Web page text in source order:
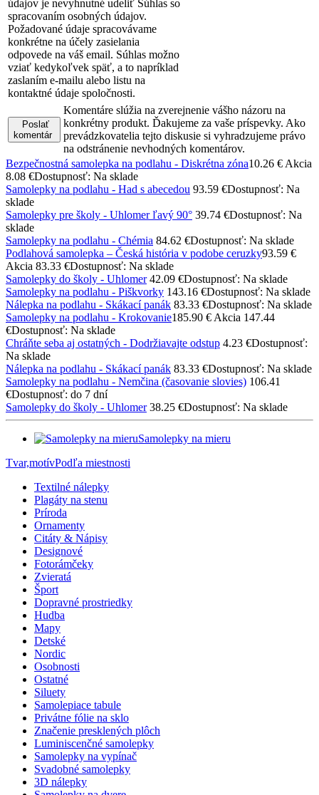
údajov je nevyhnutné udeliť Súhlas so
spracovaním osobných údajov.
Požadované údaje spracovávame
konkrétne na účely zasielania
odpovede na váš email. Súhlas možno
vziať kedykoľvek späť, a to napríklad
zaslaním e-mailu alebo listu na
kontaktné údaje spoločnosti.
Poslať
komentár
Komentáre slúžia na zverejnenie vášho názoru na
konkrétny produkt. Ďakujeme za vaše príspevky. Ako
prevádzkovatelia tejto diskusie si vyhradzujeme právo
na odstránenie nevhodných komentárov.
Bezpečnostná samolepka na podlahu - Diskrétna zóna10.26 € Akcia
8.08 €Dostupnosť: Na sklade
Samolepky na podlahu - Had s abecedou 93.59 €Dostupnosť: Na
sklade
Samolepky pre školy - Uhlomer ľavý 90° 39.74 €Dostupnosť: Na
sklade
Samolepky na podlahu - Chémia 84.62 €Dostupnosť: Na sklade
Podlahová samolepka – Česká história v podobe ceruzky93.59 €
Akcia 83.33 €Dostupnosť: Na sklade
Samolepky do školy - Uhlomer 42.09 €Dostupnosť: Na sklade
Samolepky na podlahu - Piškvorky 143.16 €Dostupnosť: Na sklade
Nálepka na podlahu - Skákací panák 83.33 €Dostupnosť: Na sklade
Samolepky na podlahu - Krokovanie185.90 € Akcia 147.44
€Dostupnosť: Na sklade
Chráňte seba aj ostatných - Dodržiavajte odstup 4.23 €Dostupnosť:
Na sklade
Nálepka na podlahu - Skákací panák 83.33 €Dostupnosť: Na sklade
Samolepky na podlahu - Nemčina (časovanie slovies) 106.41
€Dostupnosť: do 7 dní
Samolepky do školy - Uhlomer 38.25 €Dostupnosť: Na sklade
Samolepky na mieru
Tvar,motívPodľa miestnosti
Textilné nálepky
Plagáty na stenu
Príroda
Ornamenty
Citáty & Nápisy
Designové
Fotorámčeky
Zvieratá
Šport
Dopravné prostriedky
Hudba
Mapy
Detské
Nordic
Osobnosti
Ostatné
Siluety
Samolepiace tabule
Privátne fólie na sklo
Značenie presklených plôch
Luminiscenčné samolepky
Samolepky na vypínač
Svadobné samolepky
3D nálepky